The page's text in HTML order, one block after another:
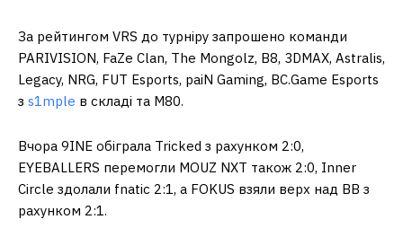
За рейтингом VRS до турніру запрошено команди
PARIVISION, FaZe Clan, The Mongolz, B8, 3DMAX, Astralis,
Legacy, NRG, FUT Esports, paiN Gaming, BC.Game Esports
з s1mple в складі та M80.
Вчора 9INE обіграла Tricked з рахунком 2:0,
EYEBALLERS перемогли MOUZ NXT також 2:0, Inner
Circle здолали fnatic 2:1, а FOKUS взяли верх над BB з
рахунком 2:1.